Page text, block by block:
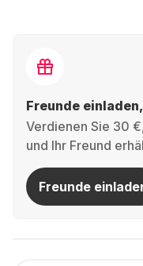
Freunde
Verdienen Sie 30
und Ihr Freund
Freunde